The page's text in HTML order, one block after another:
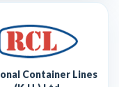
Container Lines